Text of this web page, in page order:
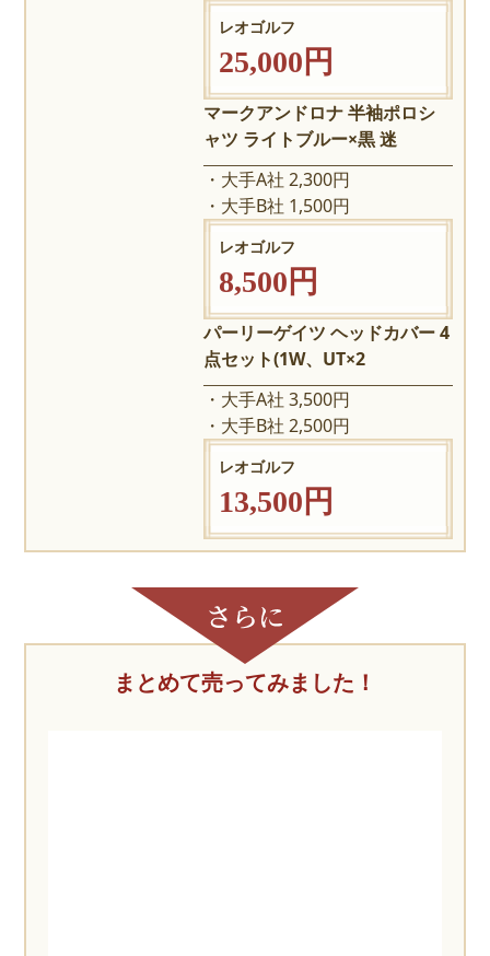
レオゴルフ
25,000円
マークアンドロナ 半袖ポロシ
ャツ ライトブルー×黒 迷
大手A社 2,300円
大手B社 1,500円
レオゴルフ
8,500円
パーリーゲイツ ヘッドカバー 4
点セット(1W、UT×2
大手A社 3,500円
大手B社 2,500円
レオゴルフ
13,500円
まとめて売ってみました！